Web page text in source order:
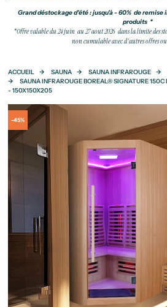
Grand déstockage d'été : jusqu'à - 60% de
produits *
*Offre valable du 24 juin au 27 aout 2026 dans la limite des
non cumulable avec d'autres offres ou
ACCUEIL SAUNA SAUNA INFRAROUGE
SAUNA INFRAROUGE BOREAL® SIGNATURE
- 150X150X205
-45%